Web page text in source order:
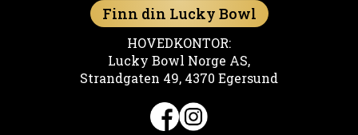
Finn din Lucky Bowl
HOVEDKONTOR:
Lucky Bowl Norge AS,
Strandgaten 49, 4370 Egersund